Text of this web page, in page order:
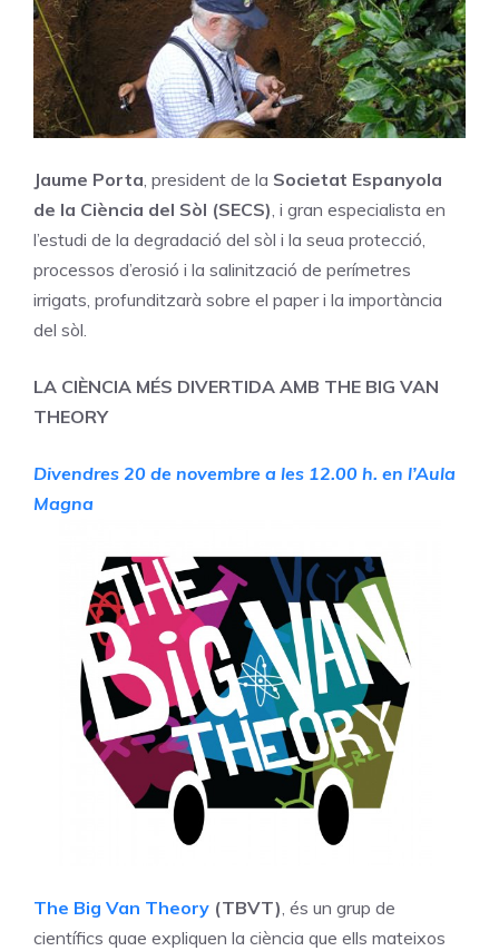
Jaume Porta , president de la Societat Espanyola
de la Ciència del Sòl (SECS) , i gran especialista en
l’estudi de la degradació del sòl i la seua protecció,
processos d’erosió i la salinització de perímetres
irrigats, profunditzarà sobre el paper i la importància
del sòl.
LA CIÈNCIA MÉS DIVERTIDA AMB THE BIG VAN
THEORY
Divendres 20 de novembre a les 12.00 h. en l’Aula
Magna
The Big Van Theory (TBVT), és un grup de
científics quae expliquen la ciència que ells mateixos